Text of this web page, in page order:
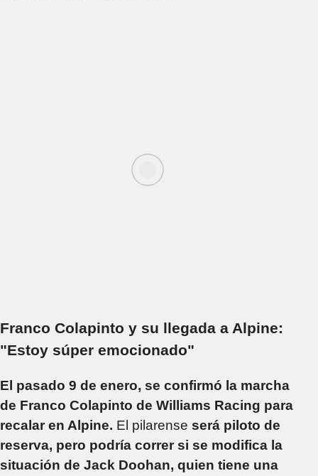
Franco Colapinto y su llegada a Alpine:
"Estoy súper emocionado"
El pasado 9 de enero, se confirmó la marcha
de Franco Colapinto de Williams Racing para
recalar en Alpine. El pilarense será piloto de
reserva, pero podría correr si se modifica la
situación de Jack Doohan, quien tiene una